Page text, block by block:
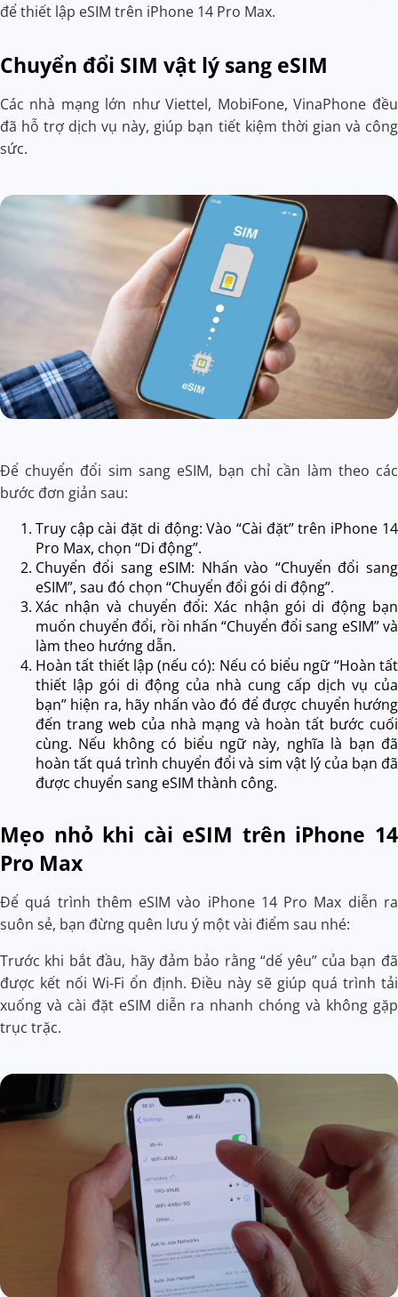
để thiết lập eSIM trên iPhone 14 Pro Max.
Chuyển đổi SIM vật lý sang eSIM
Các nhà mạng lớn như Viettel, MobiFone, VinaPhone đều
đã hỗ trợ dịch vụ này, giúp bạn tiết kiệm thời gian và công
sức.
Để chuyển đổi sim sang eSIM, bạn chỉ cần làm theo các
bước đơn giản sau:
Truy cập cài đặt di động: Vào “Cài đặt” trên iPhone 14
Pro Max, chọn “Di động”.
Chuyển đổi sang eSIM: Nhấn vào “Chuyển đổi sang
eSIM”, sau đó chọn “Chuyển đổi gói di động”.
Xác nhận và chuyển đổi: Xác nhận gói di động bạn
muốn chuyển đổi, rồi nhấn “Chuyển đổi sang eSIM” và
làm theo hướng dẫn.
Hoàn tất thiết lập (nếu có): Nếu có biểu ngữ “Hoàn tất
thiết lập gói di động của nhà cung cấp dịch vụ của
bạn” hiện ra, hãy nhấn vào đó để được chuyển hướng
đến trang web của nhà mạng và hoàn tất bước cuối
cùng. Nếu không có biểu ngữ này, nghĩa là bạn đã
hoàn tất quá trình chuyển đổi và sim vật lý của bạn đã
được chuyển sang eSIM thành công.
Mẹo nhỏ khi cài eSIM trên iPhone 14
Pro Max
Để quá trình thêm eSIM vào iPhone 14 Pro Max diễn ra
suôn sẻ, bạn đừng quên lưu ý một vài điểm sau nhé:
Trước khi bắt đầu, hãy đảm bảo rằng “dế yêu” của bạn đã
được kết nối Wi-Fi ổn định. Điều này sẽ giúp quá trình tải
xuống và cài đặt eSIM diễn ra nhanh chóng và không gặp
trục trặc.